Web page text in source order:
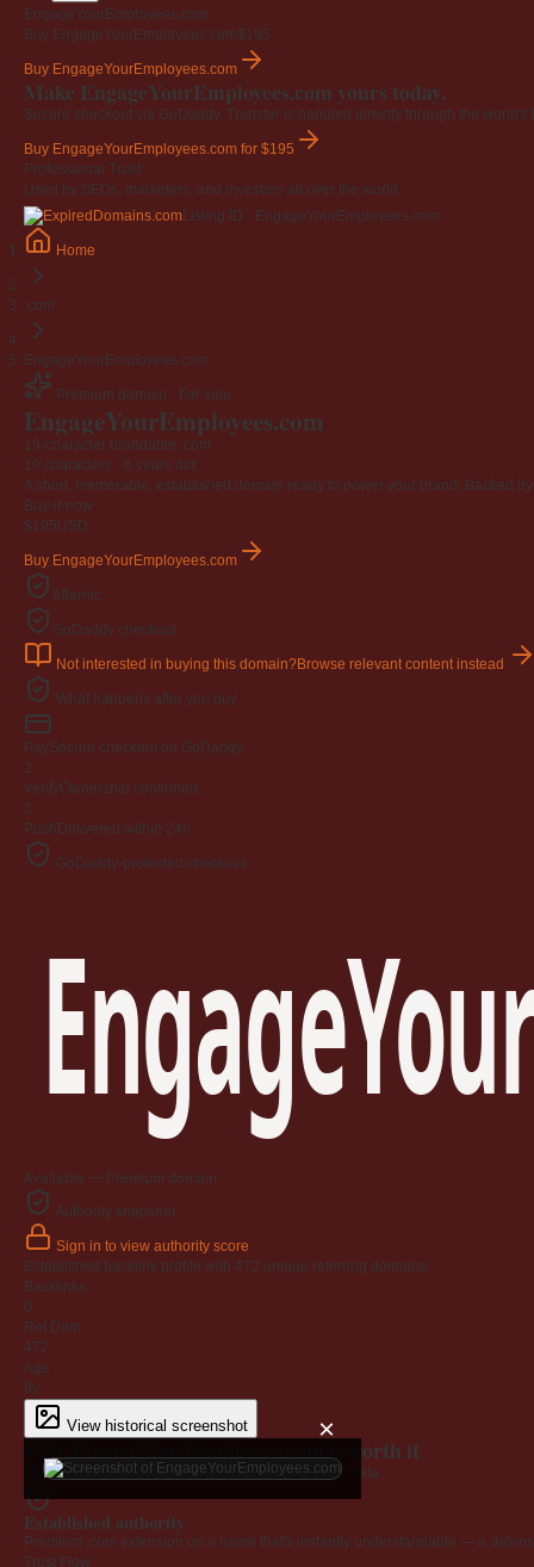
EngageYourEmployees.com
Buy EngageYourEmployees.com$195
Buy EngageYourEmployees.com
Make EngageYourEmployees.com yours today.
Secure checkout via GoDaddy. Transfer is handled directly through the world's
Buy EngageYourEmployees.com for $195
Professional Trust
Used by SEOs, marketers, and investors all over the world.
Listing ID · EngageYourEmployees.com
Home
.com
EngageYourEmployees.com
Premium domain · For sale
EngageYourEmployees.com
19-character brandable .com
19 characters · 6 years old
A short, memorable, established domain ready to power your brand. Backed
Buy-it-now
$195USD
Buy EngageYourEmployees.com
Afternic
GoDaddy checkout
Not interested in buying this domain?Browse relevant content instead
What happens after you buy
PaySecure checkout on GoDaddy
2
VerifyOwnership confirmed
3
Push Delivered within 24h
GoDaddy-protected checkout
Available — Premium domain
Authority snapshot
Sign in to view authority score
Established backlink profile with 472 unique referring domains.
Backlinks
0
Ref Dom
472
Age
6y
View historical screenshot ×
Why EngageYourEmployees.com is worth it
Every claim below is backed by verified third-party data.
Established authority
Premium .com extension on a name that's instantly understandable — a
Trust Flow